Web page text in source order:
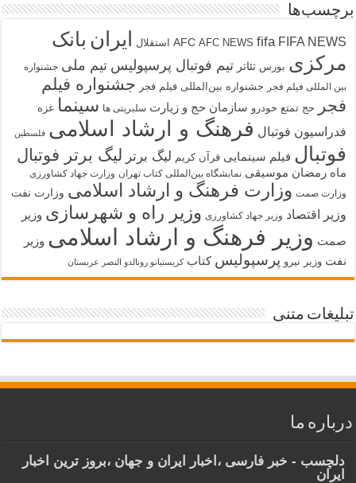
برچسب‌ها
AFC AFC NEWS fifa FIFA NEWS استقلال ایران بانک
مرکزی بورس تئاتر تیم فوتبال پرسپولیس تیم ملی جشنواره
بین المللی فیلم فجر
جشنواره بین‌المللی فیلم فجر جشنواره فیلم
فجر
حج تمتع خودرو سازمان حج و زیارت سلبریتی ها سینما غزه
فدراسیون فوتبال فرهنگ و ارشاد اسلامی فلسطین
فوتبال فیلم سینمایی قرآن کریم لیگ برتر لیگ برتر فوتبال
ماه رمضان موسیقی نمایشگاه بین‌المللی کتاب تهران وزارت جهاد کشاورزی
وزارت صمت وزارت فرهنگ و ارشاد اسلامی وزارت نفت
وزیر اقتصاد وزیر جهاد کشاورزی وزیر راه و شهرسازی وزیر
صمت وزیر فرهنگ و ارشاد اسلامی وزیر
نفت وزیر نیرو پرسپولیس کتاب کریستیانو رونالدو النصر عربستان
تبلیغات متنی
درباره ما
دلچسب - خبر فارسی ،اخبار ایران و جهان ،بروز ترین اخبار
ایران